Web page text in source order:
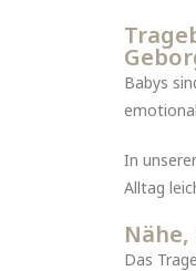
Babys
In
Alltag
Das